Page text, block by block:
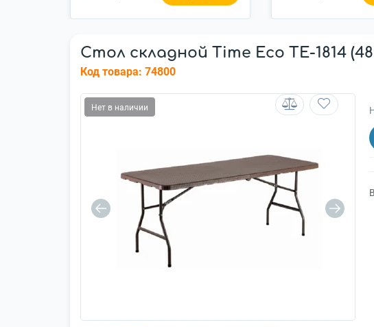
Стол складной Time Eco ТЕ-1814
Код товара: 74800
Нет в наличии